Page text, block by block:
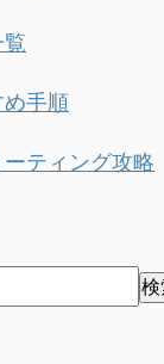
め手順
ティング攻略